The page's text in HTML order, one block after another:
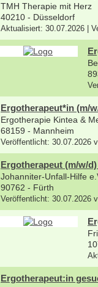
TMH Therapie mit Herz
40210 - Düsseldorf
Aktualisiert: 30.07.2026 |
Ergotherapeut*in (m/
Ergotherapie Kintea &
68159 - Mannheim
Veröffentlicht: 30.07.2026
Ergotherapeut (m/w/
Johanniter-Unfall-Hilfe
90762 - Fürth
Veröffentlicht: 30.07.2026
Ergotherapeut:in